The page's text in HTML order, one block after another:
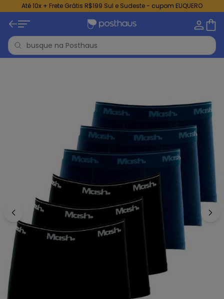
Até 10x + Frete Grátis R$199 Sul e Sudeste - cupom EUQUERO